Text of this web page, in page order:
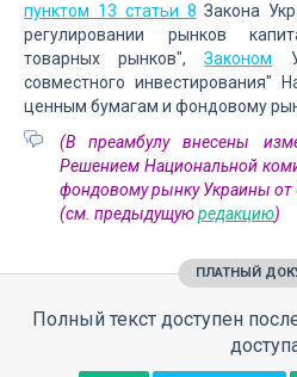
пунктом 13 статьи 8 Закона
регулировании рынков
товарных рынков",Законом
совместного инвестирования"
ценным бумагам и фондовому
(В преамбулу внесены
Решением Национальной
фондовому рынку Украины
(см. предыдущуюредакцию)
ПЛАТНЫЙ
Полный текст доступен